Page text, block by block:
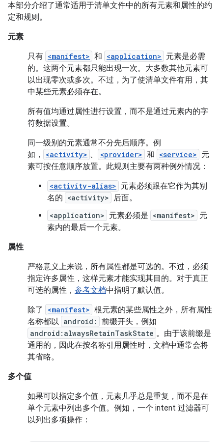
本部分介绍了通常适用于清单文件中的所有元素和属性的约
定和规则。
元素
只有 <manifest> 和 <application> 元素是必需
的。这两个元素都只能出现一次。大多数其他元素可
以出现零次或多次。不过，为了使清单文件有用，其
中某些元素必须存在。
所有值均通过属性进行设置，而不是通过元素内的字
符数据设置。
同一级别的元素通常不分先后顺序。例
如，
<activity> 、 <provider> 和 <service> 元
素可按任意顺序放置。此规则主要有两种例外情况：
<activity-alias> 元素必须跟在它作为其别
名的 <activity> 后面。
<application> 元素必须是 <manifest> 元
素内的最后一个元素。
属性
严格意义上来说，所有属性都是可选的。不过，必须
指定许多属性，这样元素才能实现其目的。对于真正
可选的属性， 参考文档中指明了默认值。
除了
<manifest> 根元素的某些属性之外，所有属性
名称都以 android: 前缀开头，例如
android:alwaysRetainTaskState 。由于该前缀是
通用的，因此在按名称引用属性时，文档中通常会将
其省略。
多个值
如果可以指定多个值，元素几乎总是重复，而不是在
单个元素中列出多个值。例如，一个 intent 过滤器可
以列出多项操作：